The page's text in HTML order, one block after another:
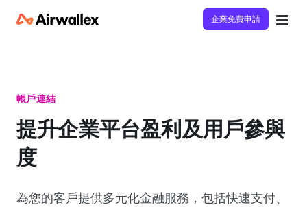
企業免費申請
帳戶連結
提升企業平台盈利及用戶參與
度
為您的客戶提供多元化金融服務，包括快速支付、